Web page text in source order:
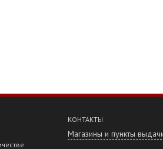
КОНТАКТЫ
Магазины и пункты